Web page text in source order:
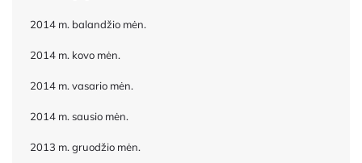
2014 m. balandžio mėn.
2014 m. kovo mėn.
2014 m. vasario mėn.
2014 m. sausio mėn.
2013 m. gruodžio mėn.